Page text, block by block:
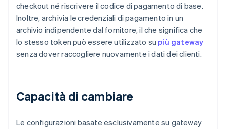
checkout né riscrivere il codice di pagamento di base.
Inoltre, archivia le credenziali di pagamento in un
archivio indipendente dal fornitore, il che significa che
lo stesso token può essere utilizzato su più gateway
senza dover raccogliere nuovamente i dati dei clienti.
Capacità di cambiare
Le configurazioni basate esclusivamente su gateway